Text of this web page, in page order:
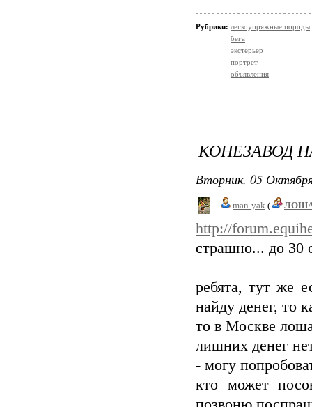
Рубрики: легкоупряжные породы
бега
экстерьер
портрет
объявления
КОНЕЗАВОД
Вторник, 05
man-yak (
http://
страшно... до 30
ребята, тут же
найду денег, то
то в Москве
лишних денег
- могу
кто может